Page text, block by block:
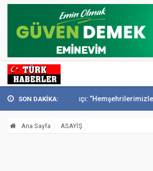
SON DAKİKA:
Sandıkçı: ”Hemşehrilerimizle olan
Ana Sayfa ASAYİŞ